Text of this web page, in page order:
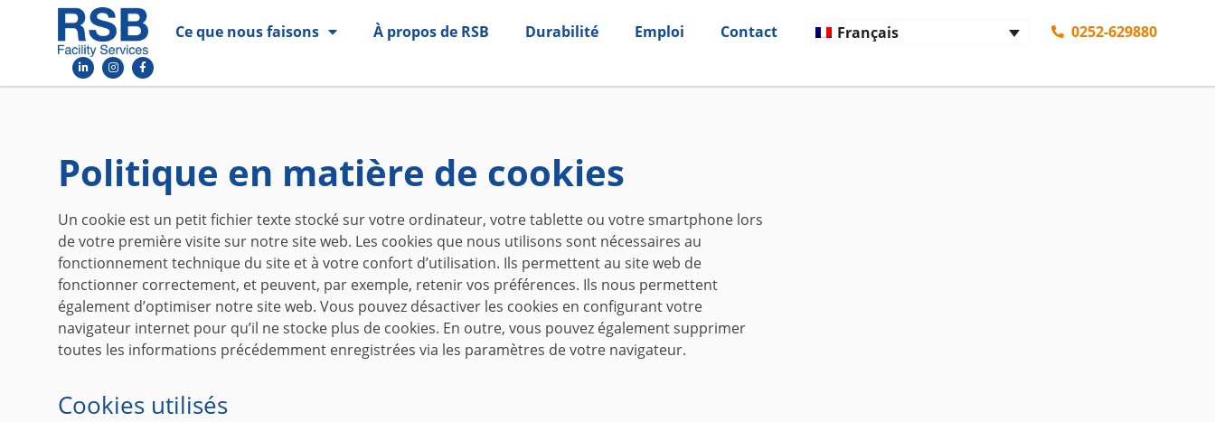
Ce que nous faisons À propos de RSB Durabilité Emploi Contact Français 0252-629880
Politique en matière de cookies
Un cookie est un petit fichier texte stocké sur votre ordinateur, votre tablette ou votre smartphone lors
de votre première visite sur notre site web. Les cookies que nous utilisons sont nécessaires au
fonctionnement technique du site et à votre confort d’utilisation. Ils permettent au site web de
fonctionner correctement, et peuvent, par exemple, retenir vos préférences. Ils nous permettent
également d’optimiser notre site web. Vous pouvez désactiver les cookies en configurant votre
navigateur internet pour qu’il ne stocke plus de cookies. En outre, vous pouvez également supprimer
toutes les informations précédemment enregistrées via les paramètres de votre navigateur.
Cookies utilisés